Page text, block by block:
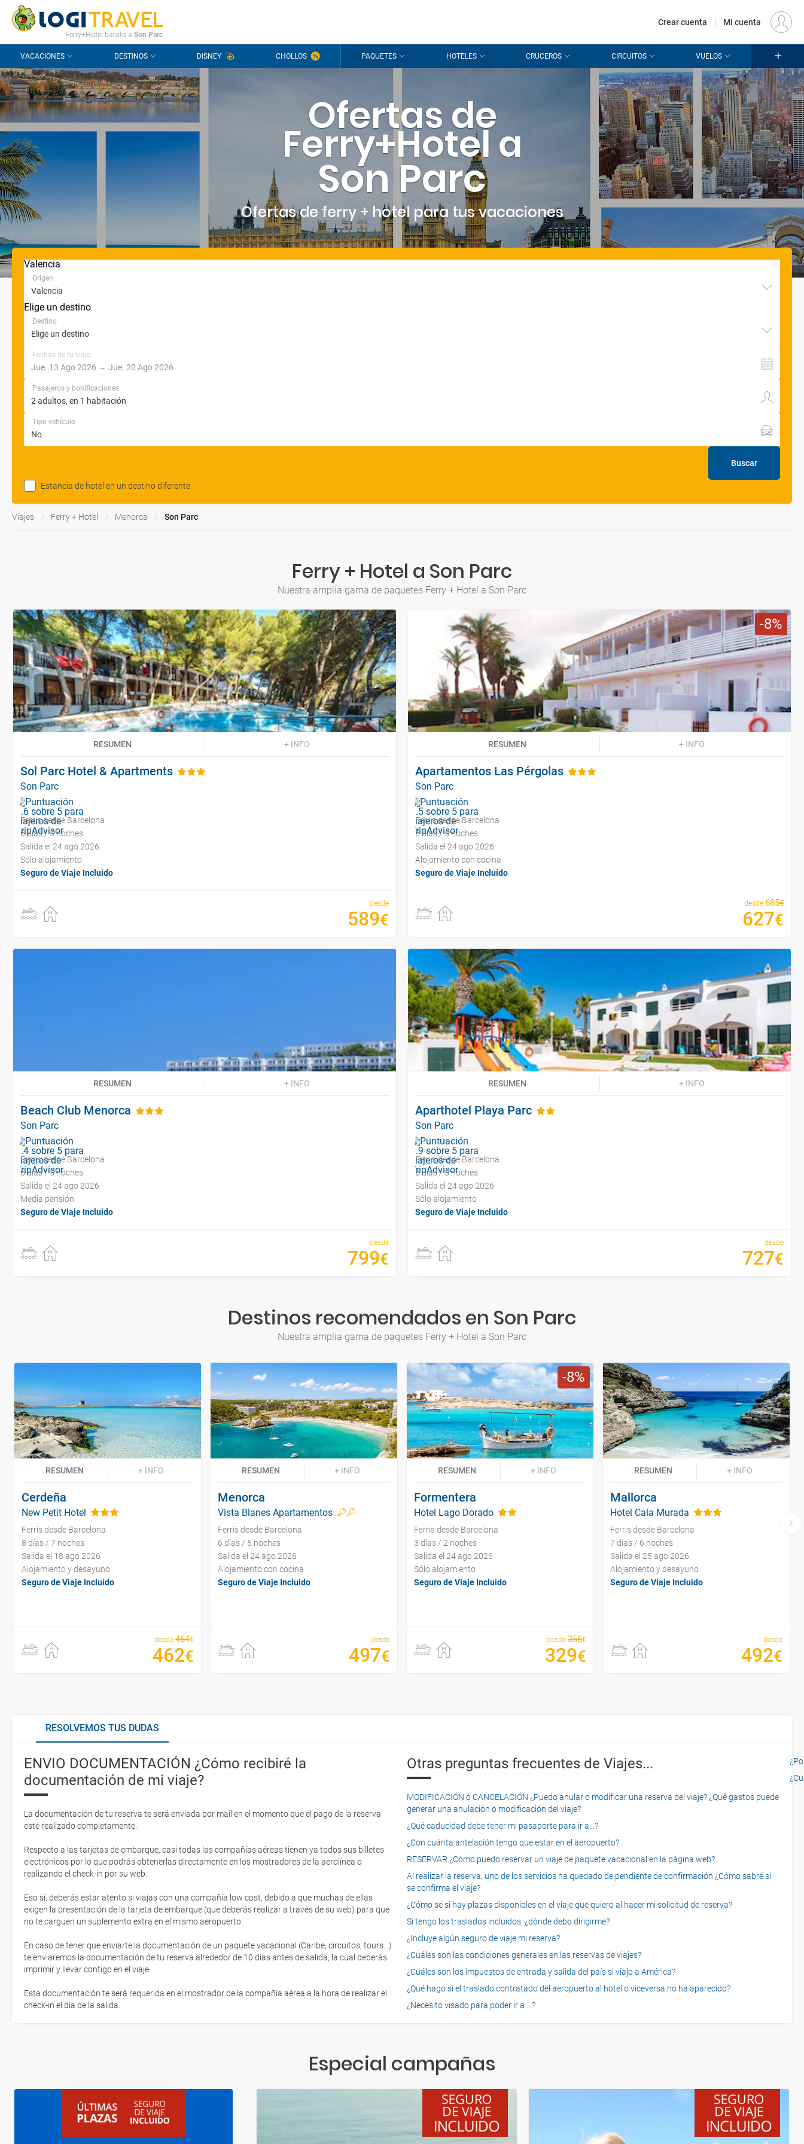
CONTACTO PREGUNTAS FRECUENTES EUR
Ferry+Hotel barato a Son Parc
Crear cuenta | Mi cuenta
VACACIONES DESTINOS DISNEY CHOLLOS PAQUETES HOTELES CRUCEROS CIRCUITOS VUELOS
Ofertas de
Ferry+Hotel a
Son Parc
Ofertas de ferry + hotel para tus vacaciones
Valencia
Origen
Elige un destino
Destino
Fechas de tu viaje
Pasajeros y bonificaciones
Tipo vehículo
Buscar
Estancia de hotel en un destino diferente
Viajes Ferry + Hotel Menorca Son Parc
Ferry + Hotel a Son Parc
Nuestra amplia gama de paquetes Ferry + Hotel a Son Parc
RESUMEN + INFO
Sol Parc Hotel & Apartments
Son Parc
Ferris desde Barcelona
6 días / 5 noches
Salida el 24 ago 2026
Sólo alojamiento
Seguro de Viaje Incluido
desde
589€
8
RESUMEN + INFO
Apartamentos Las Pérgolas
Son Parc
Ferris desde Barcelona
6 días / 5 noches
Salida el 24 ago 2026
Alojamiento con cocina
Seguro de Viaje Incluido
desde 685€
627€
RESUMEN + INFO
Beach Club Menorca
Son Parc
Ferris desde Barcelona
6 días / 5 noches
Salida el 24 ago 2026
Media pensión
Seguro de Viaje Incluido
desde
799€
RESUMEN + INFO
Aparthotel Playa Parc
Son Parc
Ferris desde Barcelona
6 días / 5 noches
Salida el 24 ago 2026
Sólo alojamiento
Seguro de Viaje Incluido
desde
727€
Destinos recomendados en Son Parc
Nuestra amplia gama de paquetes Ferry + Hotel a Son Parc
RESUMEN + INFO
Cerdeña
New Petit Hotel
Ferris desde Barcelona
8 días / 7 noches
Salida el 18 ago 2026
Alojamiento y desayuno
Seguro de Viaje Incluido
desde 464€
462€
RESUMEN + INFO
Menorca
Vista Blanes Apartamentos
Ferris desde Barcelona
6 días / 5 noches
Salida el 24 ago 2026
Alojamiento con cocina
Seguro de Viaje Incluido
desde
497€
8
RESUMEN + INFO
Formentera
Hotel Lago Dorado
Ferris desde Barcelona
3 días / 2 noches
Salida el 24 ago 2026
Sólo alojamiento
Seguro de Viaje Incluido
desde 356€
329€
RESUMEN + INFO
Mallorca
Hotel Cala Murada
Ferris desde Barcelona
7 días / 6 noches
Salida el 25 ago 2026
Alojamiento y desayuno
Seguro de Viaje Incluido
desde
492€
RESOLVEMOS TUS DUDAS
ENVIO DOCUMENTACIÓN ¿Cómo recibiré la
documentación de mi viaje?
La documentación de tu reserva te será enviada por mail en el momento que el pago de la reserva
esté realizado completamente.
Respecto a las tarjetas de embarque, casi todas las compañías aéreas tienen ya todos sus billetes
electrónicos por lo que podrás obtenerlas directamente en los mostradores de la aerolínea o
realizando el check-in por su web.
Eso sí, deberás estar atento si viajas con una compañía low cost, debido a que muchas de ellas
exigen la presentación de la tarjeta de embarque (que deberás realizar a través de su web) para que
no te carguen un suplemento extra en el mismo aeropuerto.
En caso de tener que enviarte la documentación de un paquete vacacional (Caribe, circuitos, tours...)
te enviaremos la documentación de tu reserva alrededor de 10 días antes de salida, la cual deberás
imprimir y llevar contigo en el viaje.
Esta documentación te será requerida en el mostrador de la compañía aérea a la hora de realizar el
check-in el día de la salida.
Otras preguntas frecuentes de Viajes...
MODIFICACIÓN ó CANCELACIÓN ¿Puedo anular o modificar una reserva del viaje? ¿Qué gastos puede
generar una anulación o modificación del viaje?
¿Qué caducidad debe tener mi pasaporte para ir a...?
¿Con cuánta antelación tengo que estar en el aeropuerto?
RESERVAR ¿Cómo puedo reservar un viaje de paquete vacacional en la página web?
Al realizar la reserva, uno de los servicios ha quedado de pendiente de confirmación ¿Cómo sabré si
se confirma el viaje?
¿Cómo sé si hay plazas disponibles en el viaje que quiero al hacer mi solicitud de reserva?
Si tengo los traslados incluidos, ¿dónde debo dirigirme?
¿Incluye algún seguro de viaje mi reserva?
¿Cuáles son las condiciones generales en las reservas de viajes?
¿Cuáles son los impuestos de entrada y salida del país si viajo a América?
¿Qué hago si el traslado contratado del aeropuerto al hotel o viceversa no ha aparecido?
¿Necesito visado para poder ir a ...?
Especial campañas